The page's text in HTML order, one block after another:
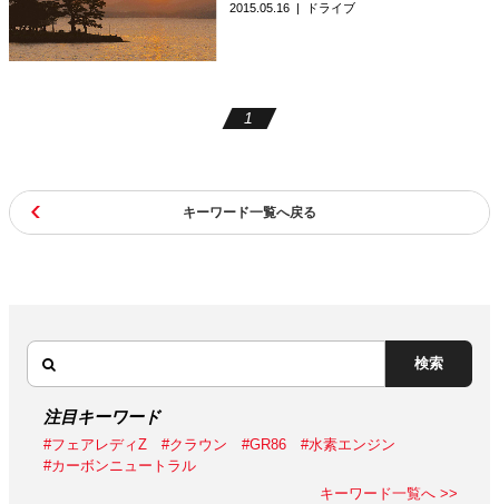
2015.05.16 ドライブ
1
キーワード一覧へ戻る
検索
注目キーワード
#フェアレディZ #クラウン #GR86
#水素エンジン
#カーボンニュートラル
キーワード一覧へ >>